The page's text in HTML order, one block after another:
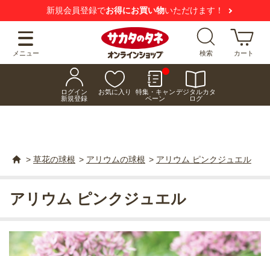
新規会員登録でお得にお買い物いただけます！
メニュー 検索 カート
ログイン
新規登録
お気に入り
特集・キャン
ペーン
デジタルカタ
ログ
> 草花の球根 > アリウムの球根 > アリウム ピンクジュエル
アリウム ピンクジュエル